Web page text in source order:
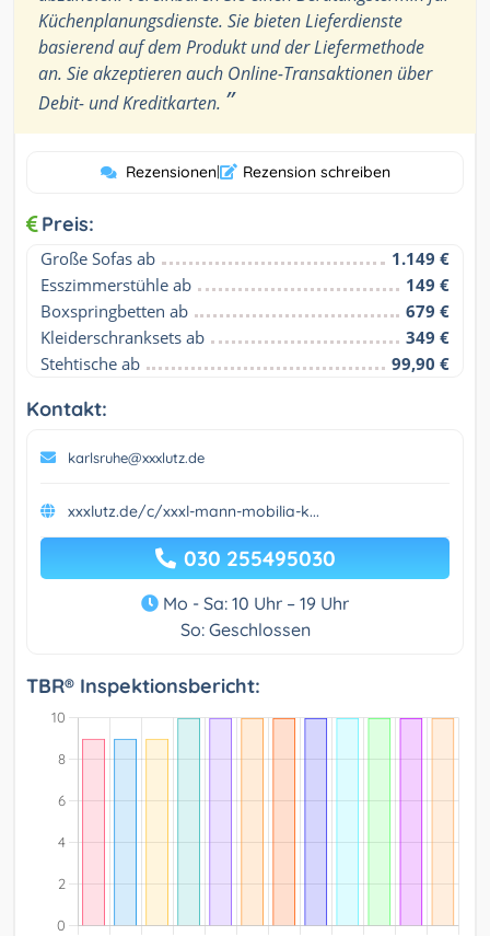
Küchenplanungsdienste. Sie bieten Lieferdienste
basierend auf dem Produkt und der Liefermethode
an. Sie akzeptieren auch Online-Transaktionen über
Debit- und Kreditkarten. ”
Rezensionen| Rezension schreiben
Preis:
Große Sofas ab
1.149 €
Esszimmerstühle ab
149 €
Boxspringbetten ab
679 €
Kleiderschranksets ab
349 €
Stehtische ab
99,90 €
Kontakt:
karlsruhe@xxxlutz.de
xxxlutz.de/c/xxxl-mann-mobilia-k...
030 255495030
Mo - Sa: 10 Uhr – 19 Uhr
So: Geschlossen
TBR® Inspektionsbericht: